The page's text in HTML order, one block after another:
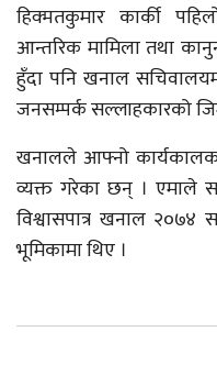
हिक्मतकुमार कार्की
आन्तरिक मामिला तथा
हुँदा पनि खनाल
जनसम्पर्क सल्लाहकारको
खनालले आफ्नो
व्यक्त गरेका छन् । एमाले
विश्वासपात्र खनाल २०७४
भूमिकामा थिए ।